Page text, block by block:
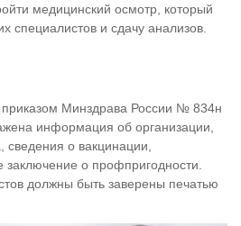
медицинский осмотр, который
специалистов и сдачу анализов.
Минздрава России № 834н
информация об организации,
сведения о вакцинации,
заключение о профпригодности.
должны быть заверены печатью